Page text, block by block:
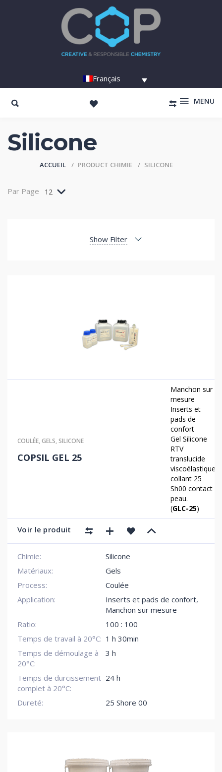
Français
MENU
Silicone
ACCUEIL PRODUCT CHIMIE SILICONE
Par Page 12
Show Filter
COULÉE,GELS,SILICONE
COPSIL GEL 25
Manchon sur
mesure
Inserts et
pads de
confort
Gel Silicone
RTV
translucide
viscoélastique
collant 25
Sh00 contact
peau.
(GLC-25)
Voir le produit
Chimie:
Silicone
Matériaux:
Gels
Process:
Coulée
Application:
Inserts et pads de confort,
Manchon sur mesure
Ratio:
100 : 100
Temps de travail à 20°C: 1 h 30min
Temps de démoulage à
20°C:
3 h
Temps de durcissement
complet à 20°C:
24 h
Dureté: 25 Shore 00